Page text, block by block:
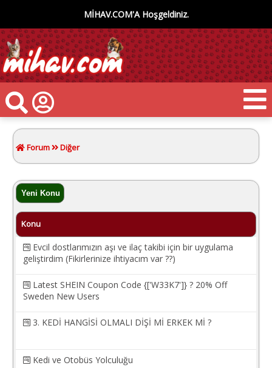
MİHAV.COM'A Hoşgeldiniz.
Forum Diğer
Konu
Evcil dostlarımızın aşı ve ilaç takibi için bir uygulama
geliştirdim (Fikirlerinize ihtiyacım var ??)
Latest SHEIN Coupon Code {['W33K7']} ? 20% Off
Sweden New Users
3. KEDİ HANGİSİ OLMALI DİŞİ Mİ ERKEK Mİ ?
Kedi ve Otobüs Yolculuğu